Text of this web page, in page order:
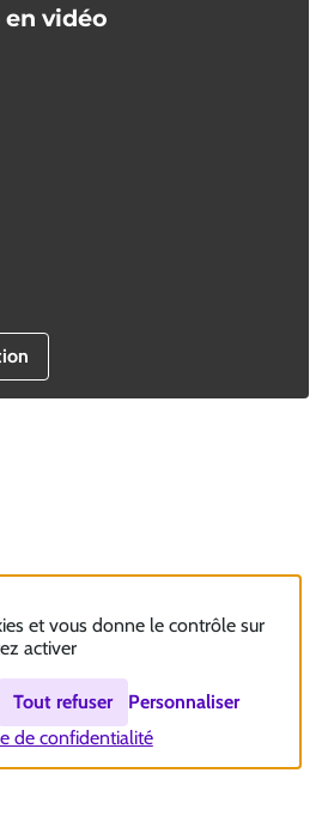
vidéo
et vous donne le contrôle sur
activer
Tout refuser
Personnaliser
de confidentialité